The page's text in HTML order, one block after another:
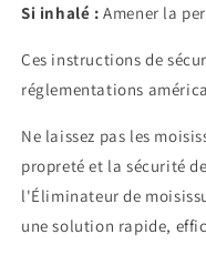
Si inhalé : Amener la
Ces instructions de
réglementations
Ne laissez pas les
propreté et la sécurité
l'Éliminateur de
une solution rapide,